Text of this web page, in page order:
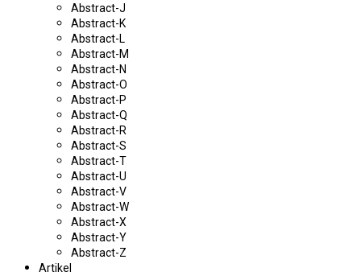
Abstract-J
Abstract-K
Abstract-L
Abstract-M
Abstract-N
Abstract-O
Abstract-P
Abstract-Q
Abstract-R
Abstract-S
Abstract-T
Abstract-U
Abstract-V
Abstract-W
Abstract-X
Abstract-Y
Abstract-Z
Artikel